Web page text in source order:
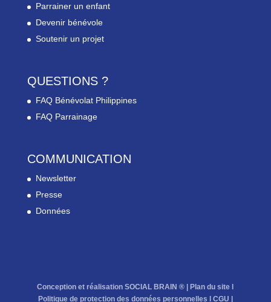
Parrainer un enfant
Devenir bénévole
Soutenir un projet
QUESTIONS ?
FAQ Bénévolat Philippines
FAQ Parrainage
COMMUNICATION
Newsletter
Presse
Données
Conception et réalisation SOCIAL BRAIN ® | Plan du site
Politique de protection des données personnelles
CGU